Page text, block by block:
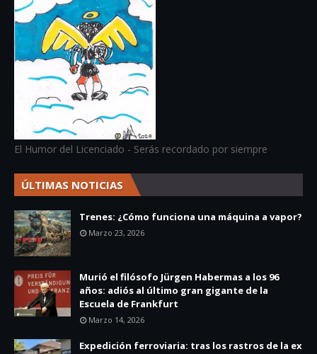
El Humor del Licenciado - Serás recordado por siempre
ÚLTIMAS NOTICIAS
Trenes: ¿Cómo funciona una máquina a vapor?
Marzo 23, 2026
Murió el filósofo Jürgen Habermas a los 96
años: adiós al último gran gigante de la
Escuela de Frankfurt
Marzo 14, 2026
Expedición ferroviaria: tras los rastros de la ex